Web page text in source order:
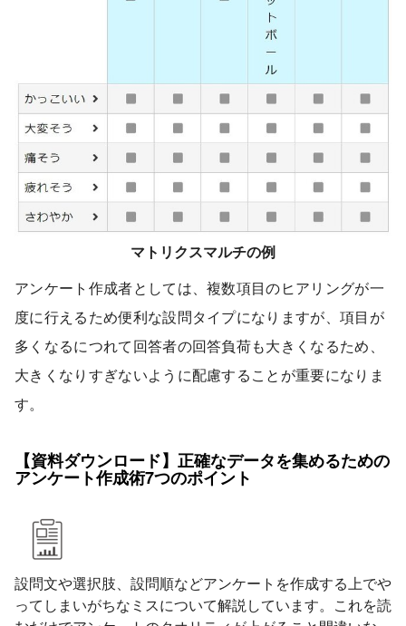
マトリクスマルチの例
アンケート作成者としては、複数項目のヒアリングが一
度に行えるため便利な設問タイプになりますが、項目が
多くなるにつれて回答者の回答負荷も大きくなるため、
大きくなりすぎないように配慮することが重要になりま
す。
【資料ダウンロード】正確なデータを集めるための
アンケート作成術7つのポイント
設問文や選択肢、設問順などアンケートを作成する上でや
ってしまいがちなミスについて解説しています。これを読